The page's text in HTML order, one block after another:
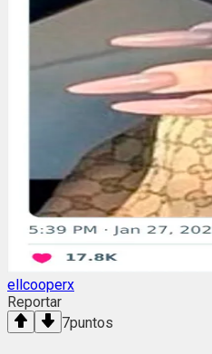
ellcooperx
Reportar
7puntos